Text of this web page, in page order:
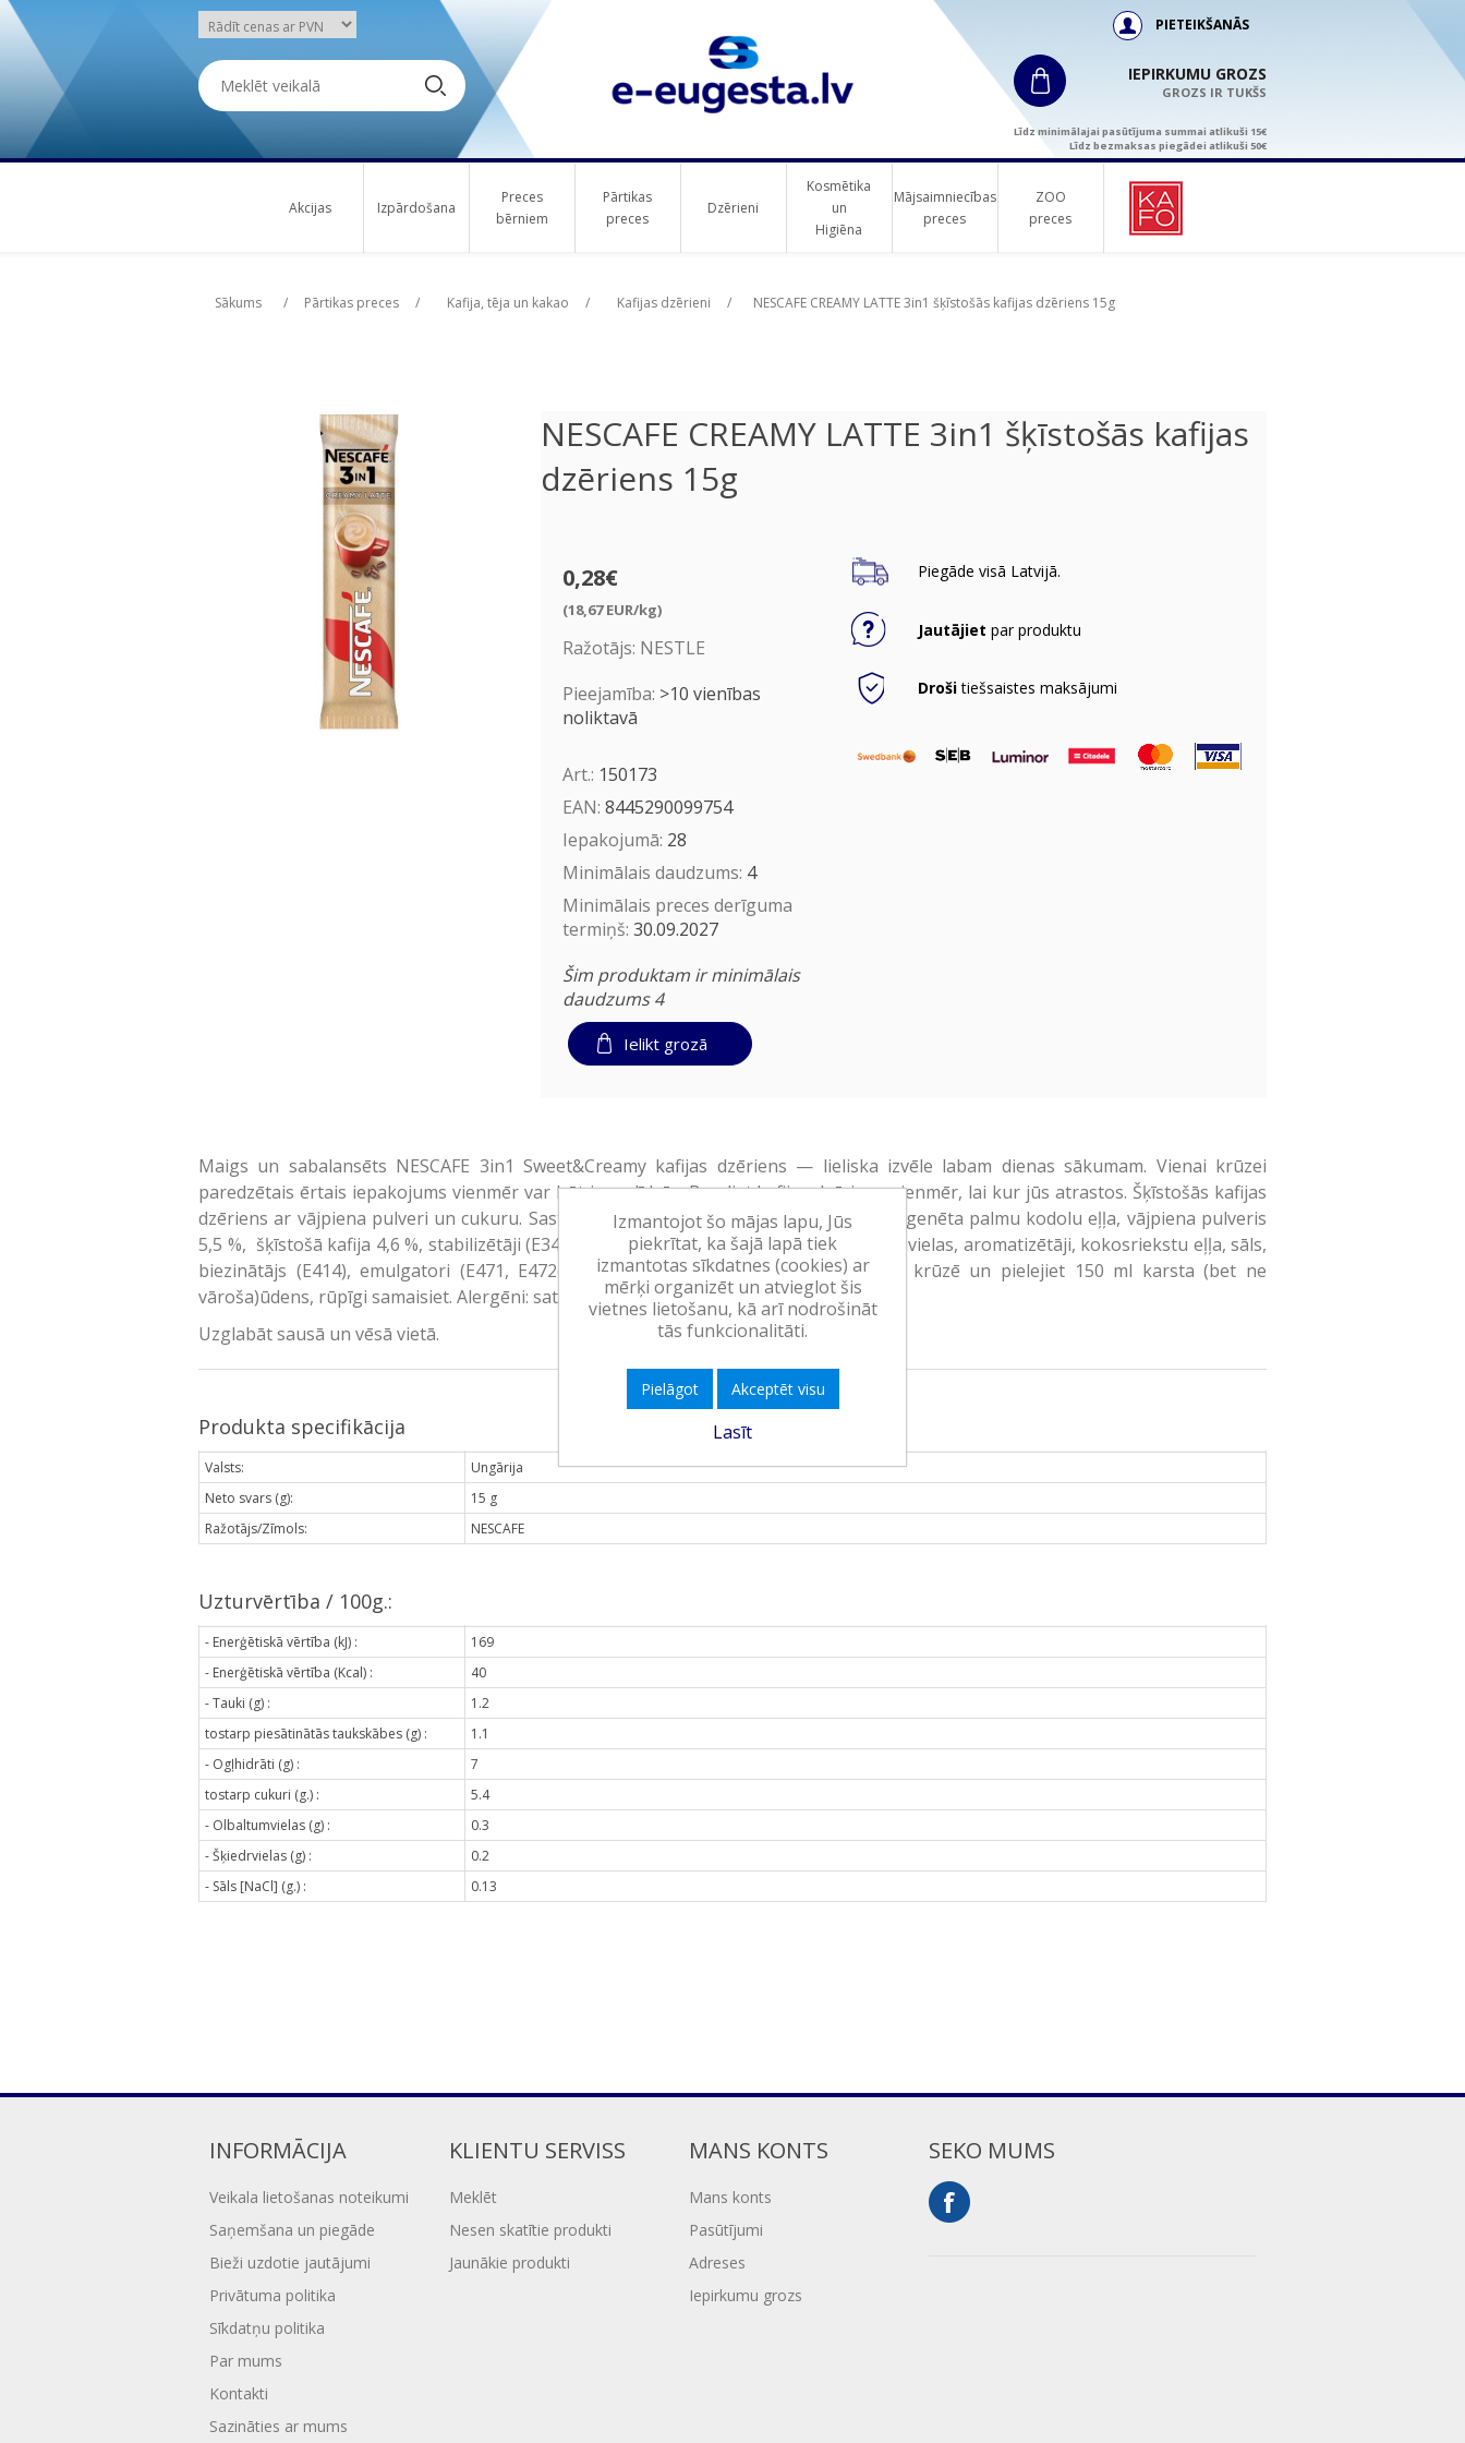
PIETEIKŠANĀS
IEPIRKUMU GROZS
GROZS IR TUKŠS
Līdz minimālajai pasūtījuma summai atlikuši 15€
Līdz bezmaksas piegādei atlikuši 50€
Akcijas Izpārdošana
Preces
bērniem
Pārtikas
preces
Dzērieni
Kosmētika
un
Higiēna
Mājsaimniecības
preces
ZOO
preces
Sākums / Pārtikas preces / Kafija, tēja un kakao / Kafijas dzērieni / NESCAFE CREAMY LATTE 3in1 šķīstošās kafijas dzēriens 15g
NESCAFE CREAMY LATTE 3in1 šķīstošās kafijas
dzēriens 15g
0,28€
(18,67 EUR/kg)
Ražotājs: NESTLE
Pieejamība: >10 vienības
noliktavā
Art.: 150173
EAN: 8445290099754
Iepakojumā: 28
Minimālais daudzums: 4
Minimālais preces derīguma
termiņš: 30.09.2027
Šim produktam ir minimālais
daudzums 4
Ielikt grozā
Piegāde visā Latvijā.
Jautājiet par produktu
Drošitiešsaistes maksājumi
Maigs un sabalansēts NESCAFE 3in1 Sweet&Creamy kafijas dzēriens — lieliska izvēle labam dienas sākumam. Vienai krūzei
paredzētais ērtais iepakojums vienmēr var būt jums līdzās. Baudiet kafijas dzērienu vienmēr, lai kur jūs atrastos. Šķīstošās kafijas
dzēriens ar vājpiena pulveri un cukuru. Sastāvs: cukurs, glikozes sīrups, pilnīgi hidrogenēta palmu kodolu eļļa, vājpiena pulveris
5,5 %, šķīstošā kafija 4,6 %, stabilizētāji (E340, E331, E452, E339, E451), PIENA olbaltumvielas, aromatizētāji, kokosriekstu eļļa, sāls,
biezinātājs (E414), emulgatori (E471, E472e).Pagatavošana: paciņas saturu ieberiet krūzē un pielejiet 150 ml karsta (bet ne
vāroša)ūdens, rūpīgi samaisiet. Alergēni: satur pienu.
Uzglabāt sausā un vēsā vietā.
Produkta specifikācija
Valsts:
Ungārija
Neto svars (g):
15 g
Ražotājs/Zīmols:
NESCAFE
Uzturvērtība / 100g.:
- Enerģētiskā vērtība (kJ) :
169
- Enerģētiskā vērtība (Kcal) :
40
- Tauki (g) :
1.2
tostarp piesātinātās taukskābes (g) :
1.1
- Ogļhidrāti (g) :
7
tostarp cukuri (g.) :
5.4
- Olbaltumvielas (g) :
0.3
- Šķiedrvielas (g) :
0.2
- Sāls [NaCl] (g.) :
0.13
INFORMĀCIJA
Veikala lietošanas noteikumi
Saņemšana un piegāde
Bieži uzdotie jautājumi
Privātuma politika
Sīkdatņu politika
Par mums
Kontakti
Sazināties ar mums
KLIENTU SERVISS
Meklēt
Nesen skatītie produkti
Jaunākie produkti
MANS KONTS
Mans konts
Pasūtījumi
Adreses
Iepirkumu grozs
SEKO MUMS
Izmantojot šo mājas lapu, Jūs
piekrītat, ka šajā lapā tiek
izmantotas sīkdatnes (cookies) ar
mērķi organizēt un atvieglot šis
vietnes lietošanu, kā arī nodrošināt
tās funkcionalitāti.
Pielāgot Akceptēt visu
Lasīt